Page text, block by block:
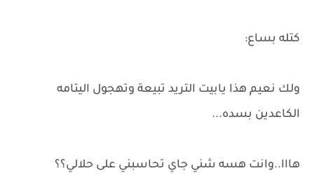
كتله بساع:
ولك نعيم هذا يابيت التريد تبيعة وتهجول اليتامه
الكاعدين بسده...
هااا..وانت هسه شني جاي تحاسبني على حلالي؟؟